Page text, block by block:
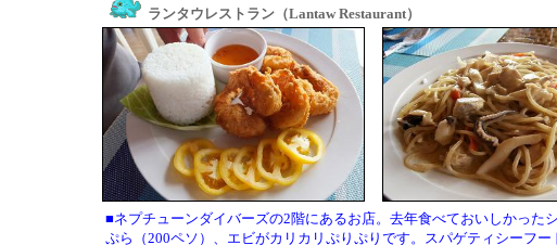
ランタウレストラン（Lantaw Restaurant）
■ネプチューンダイバーズの2階にあるお店。去年食べておいしかった
ぷら（200ペソ）、エビがカリカリぷりぷりです。スパゲティシーフー